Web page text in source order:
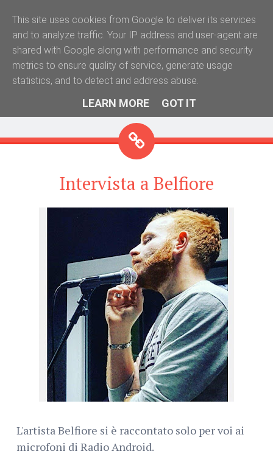
Radio Pascuzzo
"Il luogo dove la tua voce è la nostra voce"
Menu Widgets Social Links
Search
Intervista a Belfiore
L'artista Belfiore si è raccontato solo per voi ai
microfoni di Radio Android.
This site uses cookies from Google to deliver its services
and to analyze traffic. Your IP address and user-agent are
shared with Google along with performance and security
metrics to ensure quality of service, generate usage
statistics, and to detect and address abuse.
LEARN MORE GOT IT